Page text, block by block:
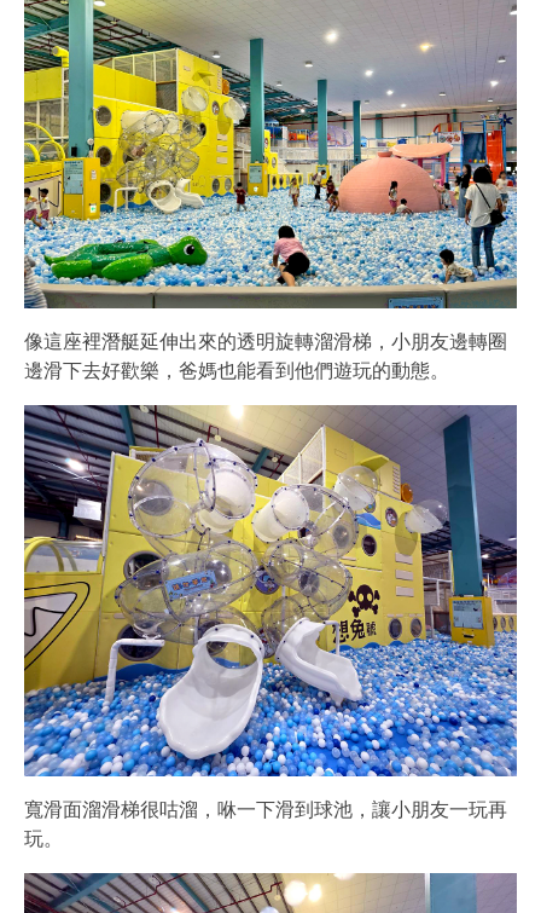
像這座裡潛艇延伸出來的透明旋轉溜滑梯，小朋友邊轉圈
邊滑下去好歡樂，爸媽也能看到他們遊玩的動態。
寬滑面溜滑梯很咕溜，咻一下滑到球池，讓小朋友一玩再
玩。